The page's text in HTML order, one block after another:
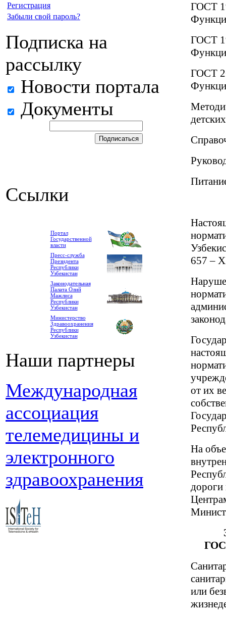
Регистрация
Забыли свой пароль?
Подписка на
рассылку
Новости портала
Документы
Ссылки
Портал
Государственной
власти
Пресс-служба
Президента
Республики
Узбекистан
Законодательная
Палата Олий
Мажлиса
Республики
Узбекистан
Министерство
Здравоохранения
Республики
Узбекистан
Наши партнеры
Международная
ассоциация
телемедицины и
электронного
здравоохранения
ГОСТ
ГОСТ
ГОСТ
657 –
от их
На
дороги
или